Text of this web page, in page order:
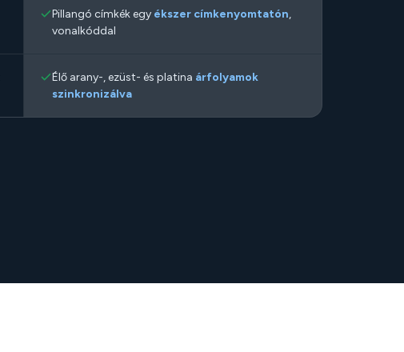
Pillangó címkék egy ékszer címkenyomtatón,
vonalkóddal
Élő arany-, ezüst- és platina árfolyamok
szinkronizálva